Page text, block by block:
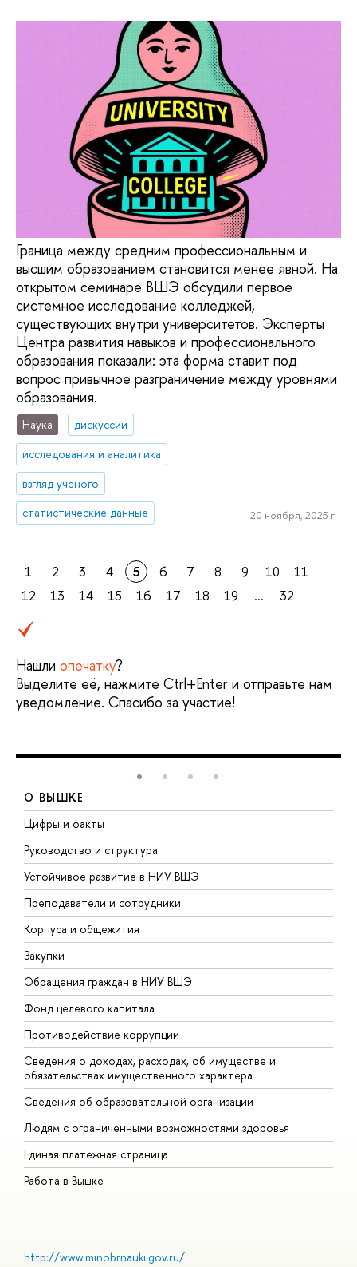
Граница между средним профессиональным и
высшим образованием становится менее явной. На
открытом семинаре ВШЭ обсудили первое
системное исследование колледжей,
существующих внутри университетов. Эксперты
Центра развития навыков и профессионального
образования показали: эта форма ставит под
вопрос привычное разграничение между уровнями
образования.
Наука
дискуссии
исследования и аналитика
взгляд ученого
статистические данные
20 ноября, 2025 г.
1 2 3 4 5 6 7 8 9 10
11
12
13 14 15 16 17 18 19 ... 32
Нашли опечатку?
Выделите её, нажмите Ctrl+Enter и отправьте нам
уведомление. Спасибо за участие!
О ВЫШКЕ
Цифры и факты
Руководство и структура
Устойчивое развитие в НИУ ВШЭ
Преподаватели и сотрудники
Корпуса и общежития
Закупки
Обращения граждан в НИУ ВШЭ
Фонд целевого капитала
Противодействие коррупции
Сведения о доходах, расходах, об имуществе и
обязательствах имущественного характера
Сведения об образовательной организации
Людям с ограниченными возможностями здоровья
Единая платежная страница
Работа в Вышке
http://www.minobrnauki.gov.ru/